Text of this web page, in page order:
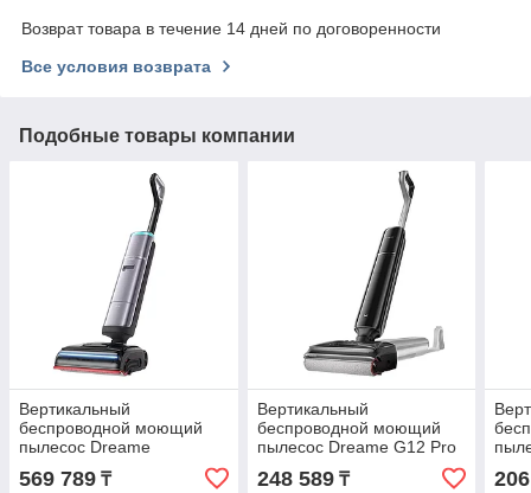
Возврат товара в течение 14 дней по договоренности
Все условия возврата
Подобные товары компании
Вертикальный
беспроводной моющий
пылесос Dreame
H16ProSteam
569 789 ₸
Вертикальный
беспроводной моющий
пылесос Dreame G12 Pro
248 589₸